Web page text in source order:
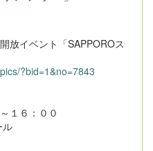
放イベント「SAPPOROス
?bid=1&no=7843
１６：００